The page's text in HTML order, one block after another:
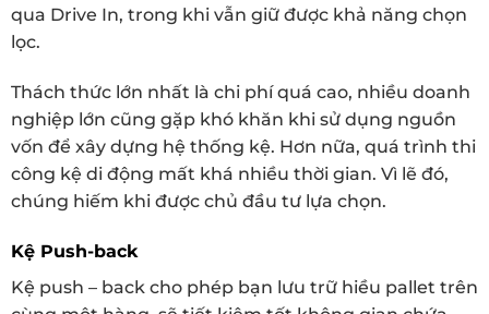
qua Drive In, trong khi vẫn giữ được khả năng chọn
lọc.
Thách thức lớn nhất là chi phí quá cao, nhiều doanh
nghiệp lớn cũng gặp khó khăn khi sử dụng nguồn
vốn để xây dựng hệ thống kệ. Hơn nữa, quá trình thi
công kệ di động mất khá nhiều thời gian. Vì lẽ đó,
chúng hiếm khi được chủ đầu tư lựa chọn.
Kệ Push-back
Kệ push – back cho phép bạn lưu trữ hiều pallet trên